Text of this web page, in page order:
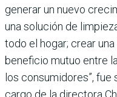
gene­rar un nuevo
una solu­ción de
todo el hogar; crear
beneficio mutuo entre
los consumidores”,